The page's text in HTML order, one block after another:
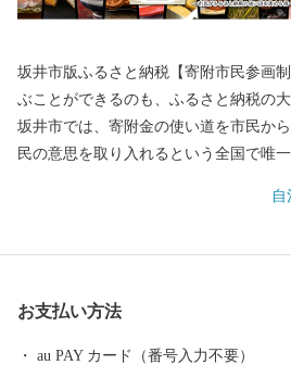
坂井市版ふるさと納税【寄附市民参画制度】 寄附金の使い
ぶことができるのも、ふるさと納税の
坂井市では、寄附金の使い道を市民から募り、 その決
民の意思を取り入れるという全国で唯
ふるさと”です！(同市丸岡町はコシヒカ
自
お支払い方法
au PAY カード（番号入力不要）